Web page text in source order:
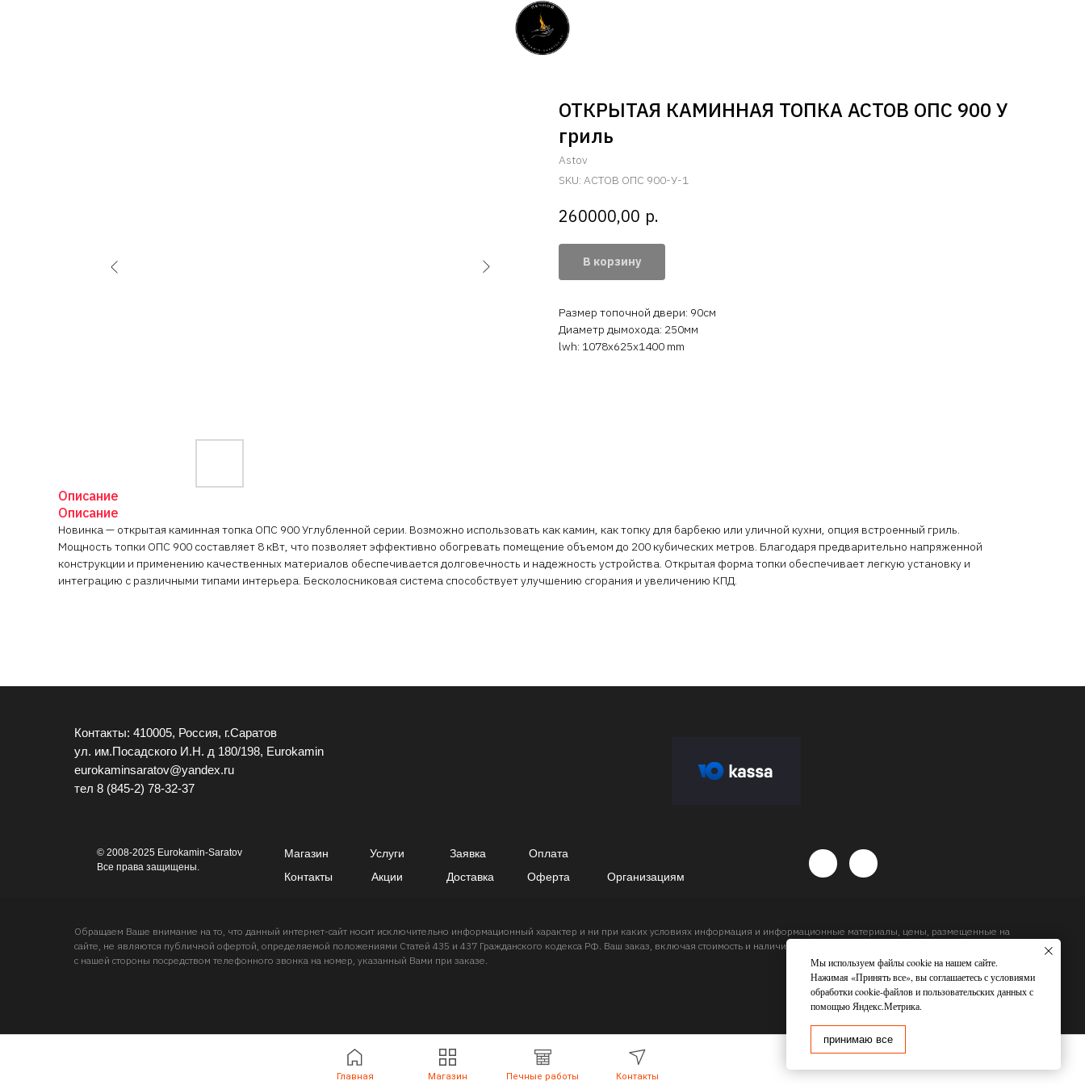
ОТКРЫТАЯ КАМИННАЯ ТОПКА АСТОВ ОПС 900 У
гриль
Astov
SKU: АСТОВ ОПС 900-У-1
260000,00 р.
В корзину
Размер топочной двери: 90см
Диаметр дымохода: 250мм
lwh: 1078x625x1400 mm
Описание
Описание
Новинка — открытая каминная топка ОПС 900 Углубленной серии. Возможно использовать как камин, как топку для барбекю или уличной кухни, опция встроенный гриль.
Мощность топки ОПС 900 составляет 8 кВт, что позволяет эффективно обогревать помещение объемом до 200 кубических метров. Благодаря предварительно напряженной
конструкции и применению качественных материалов обеспечивается долговечность и надежность устройства. Открытая форма топки обеспечивает легкую установку и
интеграцию с различными типами интерьера. Бесколосниковая система способствует улучшению сгорания и увеличению КПД.
Контакты: 410005, Россия, г.Саратов
ул. им.Посадского И.Н. д 180/198, Eurokamin
eurokaminsaratov@yandex.ru
тел 8 (845-2) 78-32-37
Магазин
© 2008-2025 Eurokamin-Saratov
Все права защищены.
Услуги Заявка
Оплата
Акции
Контакты Доставка Оферта Организациям
Мы используем файлы cookie на нашем сайте.
Нажимая «Принять все», вы соглашаетесь с условиями
обработки cookie-файлов и пользовательских данных с
помощью Яндекс.Метрика.
принимаю все
Главная Магазин Печные работы Контакты
Обращаем Ваше внимание на то, что данный интернет-сайт носит исключительно информационный характер и ни при каких условиях информация и информационные материалы, цены, размещенные на
сайте, не являются публичной офертой, определяемой положениями Статей 435 и 437 Гражданского кодекса РФ. Ваш заказ, включая стоимость и наличие товара и сроков доставки, будет подтвержден
с нашей стороны посредством телефонного звонка на номер, указанный Вами при заказе.